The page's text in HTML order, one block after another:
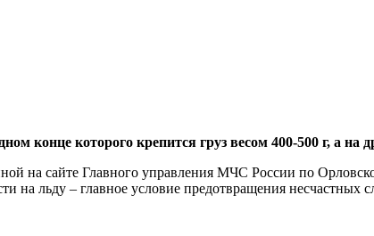
конце которого крепится груз весом 400-500 г, а на
на сайте Главного управления МЧС России по
на льду – главное условие предотвращения несчастных